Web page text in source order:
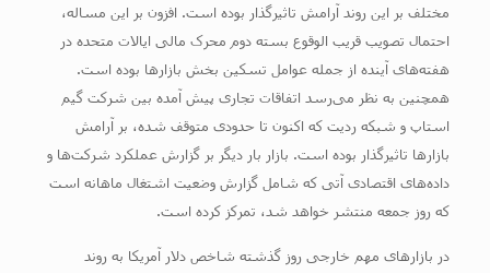
مختلف بر این روند آرامش تاثیرگذار بوده است. افزون بر این مساله،
احتمال تصویب قریب الوقوع بسته دوم محرک مالی ایالات متحده در
هفته‌های آینده از جمله عوامل تسکین بخش بازارها بوده است.
همچنین به نظر می‌رسد اتفاقات تجاری پیش آمده بین شرکت گیم
استاپ و شبکه ردیت که اکنون تا حدودی متوقف شده، بر آرامش
بازارها تاثیرگذار بوده است. بازار بار دیگر بر گزارش عملکرد شرکت‌ها و
داده‌های اقتصادی آتی که شامل گزارش وضعیت اشتغال ماهانه است
که روز جمعه منتشر خواهد شد، تمرکز کرده است.
در بازارهای مهم خارجی روز گذشته شاخص دلار آمریکا به روند